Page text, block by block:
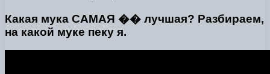
Какая мука САМАЯ �� лучшая? Разбираем,
на какой муке пеку я.